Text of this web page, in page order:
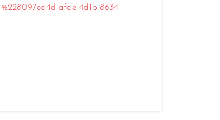
afde-4d1b-8634-